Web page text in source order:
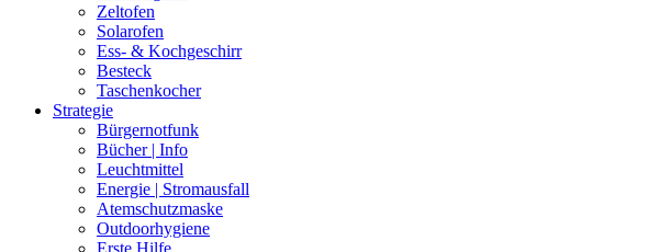
Zeltofen
Solarofen
Ess- & Kochgeschirr
Besteck
Taschenkocher
Strategie
Bürgernotfunk
Bücher | Info
Leuchtmittel
Energie | Stromausfall
Atemschutzmaske
Outdoorhygiene
Erste Hilfe